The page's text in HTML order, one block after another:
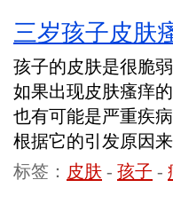
三岁孩子皮肤
孩子的皮肤是很脆
如果出现皮肤瘙痒
也有可能是严重疾
根据它的引发原因来
标签： 皮肤 - 孩子 -